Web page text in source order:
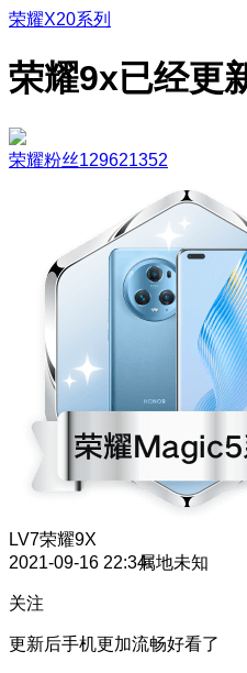
荣耀X20系列
荣耀9x已经更
荣耀粉丝129621352
LV7荣耀9X
2021-09-16 22:34属地未知
关注
更新后手机更加流畅好看了